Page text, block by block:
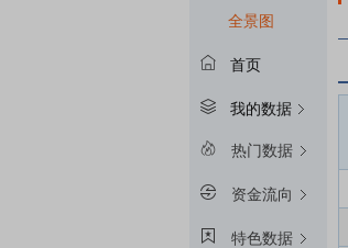
全景图
首页
我的数据
热门数据
资金流向
特色数据